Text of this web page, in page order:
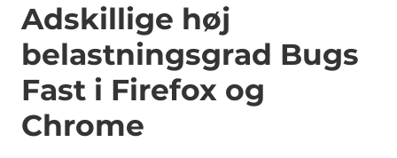
Adskillige høj
belastningsgrad Bugs
Fast i Firefox og
Chrome